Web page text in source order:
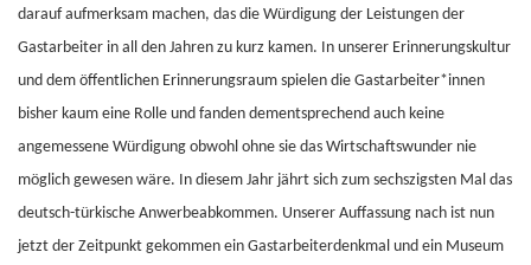
darauf aufmerksam machen, das die Würdigung der Leistungen der
Gastarbeiter in all den Jahren zu kurz kamen. In unserer Erinnerungskultur
und dem öffentlichen Erinnerungsraum spielen die Gastarbeiter*innen
bisher kaum eine Rolle und fanden dementsprechend auch keine
angemessene Würdigung obwohl ohne sie das Wirtschaftswunder nie
möglich gewesen wäre. In diesem Jahr jährt sich zum sechszigsten Mal das
deutsch-türkische Anwerbeabkommen. Unserer Auffassung nach ist nun
jetzt der Zeitpunkt gekommen ein Gastarbeiterdenkmal und ein Museum